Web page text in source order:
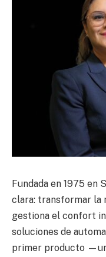
Fundada en 1975 en
clara: transformar la
gestiona el confort
soluciones de
primer producto